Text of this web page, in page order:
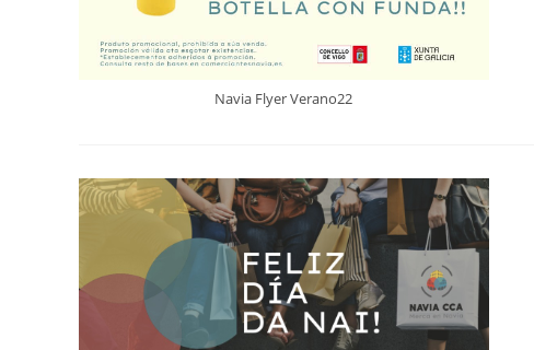
Navia Flyer Verano22